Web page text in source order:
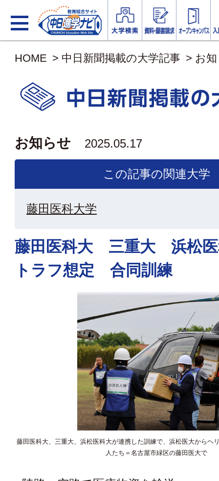
HOME > 中日新聞掲載の大学記事 > お
お知らせ 2025.05.17
この記事の関連大学
藤田医科大学
藤田医科大 三重大 浜松
トラフ想定 合同訓練
藤田医科大、三重大、浜松医科大が連携した訓練で、浜松医大からヘ
人たち＝名古屋市緑区の藤田医大で